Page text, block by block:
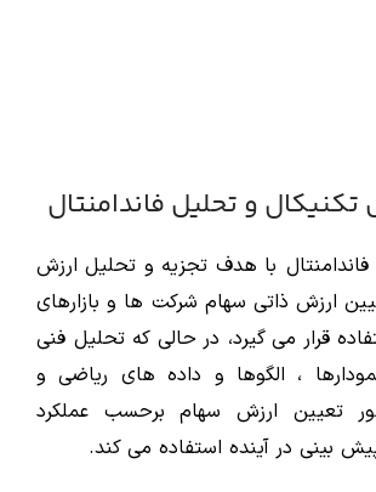
تکنیکال و تحلیل فاندامنتال
فاندامنتال با هدف تجزیه و تحلیل ارزش
ارزش ذاتی سهام شرکت ها و بازارهای
قرار می گیرد، در حالی که تحلیل فنی
، الگوها و داده های ریاضی و
تعیین ارزش سهام برحسب عملکرد
بینی در آینده استفاده می کند.